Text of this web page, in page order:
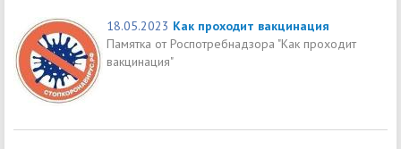
18.05.2023 Как проходит вакцинация
Памятка от Роспотребнадзора "Как проходит
вакцинация"